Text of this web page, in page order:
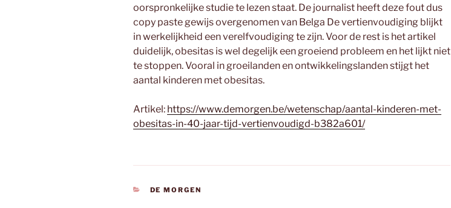
oorspronkelijke studie te lezen staat. De journalist heeft deze fout dus
copy paste gewijs overgenomen van Belga De vertienvoudiging blijkt
in werkelijkheid een verelfvoudiging te zijn. Voor de rest is het artikel
duidelijk, obesitas is wel degelijk een groeiend probleem en het lijkt niet
te stoppen. Vooral in groeilanden en ontwikkelingslanden stijgt het
aantal kinderen met obesitas.
Artikel: https://www.demorgen.be/wetenschap/aantal-kinderen-met-
obesitas-in-40-jaar-tijd-vertienvoudigd-b382a601/
CATEGORIEËN
DE MORGEN